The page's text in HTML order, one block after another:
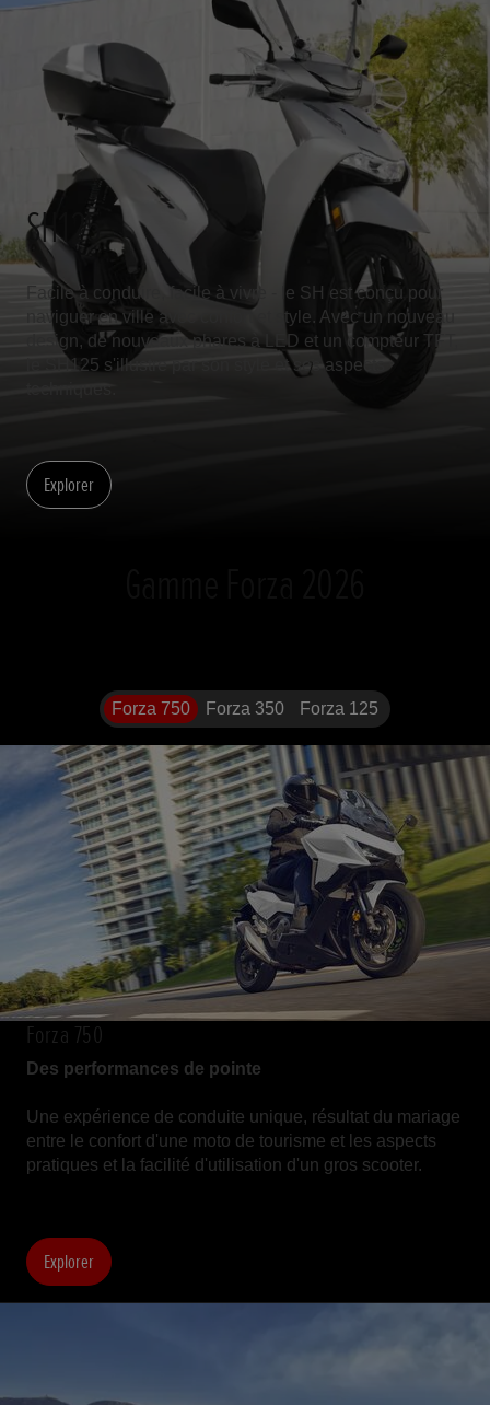
SH125
Facile à conduire, facile à vivre - le SH est conçu pour
naviguer en ville avec confort et style. Avec un nouveau
design, de nouveaux phares à LED et un compteur TFT,
le SH125 s'illustre par son style et ses aspects
Explorer
Forza 750 Forza 350 Forza 125
Forza 750
Des performances de pointe
Une expérience de conduite unique, résultat du mariage
entre le confort d'une moto de tourisme et les aspects
pratiques et la facilité d'utilisation d'un gros scooter.
Explorer